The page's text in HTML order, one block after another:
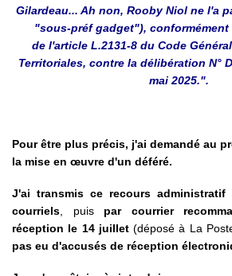
Gilardeau... Ah non, Rooby Niol ne l'a
"sous-préf gadget"),
de l'article L.2131-8 du Code
Territoriales, contre la délibération N°
mai 2025.".
Pour être plus précis, j'ai demandé au
la mise en œuvre d'un déféré.
J'ai transmis ce recours
courriels , puis par courrier
réception le 14 juillet(déposé à La
pas eu d'accusés de réception